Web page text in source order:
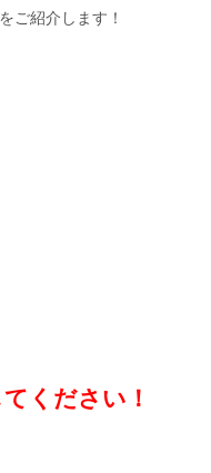
ご紹介します！
ください！